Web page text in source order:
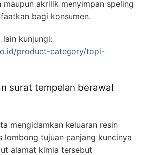
maupun akrilik menyimpan speling
bagi konsumen.
lain kunjungi:
product-category/topi-
surat tempelan berawal
mengidamkan keluaran resin
lombong tujuan panjang kuncinya
alamat kimia tersebut